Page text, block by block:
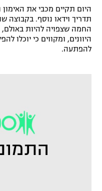
הצטרפות לחבילת
לוח דרושים – ג'ובנט
היום תקיים מכבי את
תדריך וידאו נוסף. בקבוצה
היוונים, ומקווים כי יוכלו
להפתעה.